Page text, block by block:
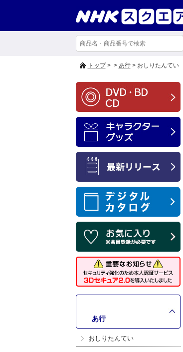
トップ> > あ行> おしりたんてい
あ行
おしりたんてい